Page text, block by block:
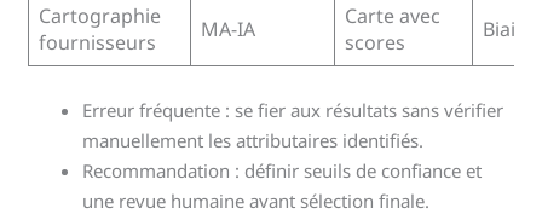
Cartographie
fournisseurs
MA-IA
Carte avec
scores
Biais
Erreur fréquente : se fier aux résultats sans vérifier
manuellement les attributaires identifiés.
Recommandation : définir seuils de confiance et
une revue humaine avant sélection finale.